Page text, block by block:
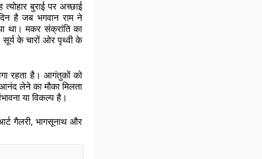
बुराई पर अच्छाई
है जब भगवान राम ने
था। मकर संक्रांति का
सूर्य के चारों ओर पृथ्वी के
रहता है। आगंतुकों को
लेने का मौका मिलता
या विकल्प है।
गैलरी, भागसूनाथ और